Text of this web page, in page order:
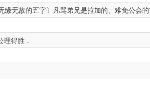
无故的五字〕凡骂弟兄是拉加的、难免公会
得胜．